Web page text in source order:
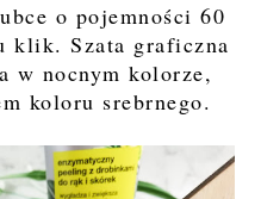
o pojemności 60
klik. Szata graficzna
w nocnym kolorze,
koloru srebrnego.